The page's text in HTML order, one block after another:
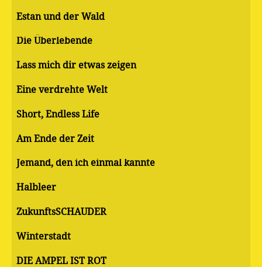
Estan und der Wald
Die Überlebende
Lass mich dir etwas zeigen
Eine verdrehte Welt
Short, Endless Life
Am Ende der Zeit
Jemand, den ich einmal kannte
Halbleer
ZukunftsSCHAUDER
Winterstadt
DIE AMPEL IST ROT